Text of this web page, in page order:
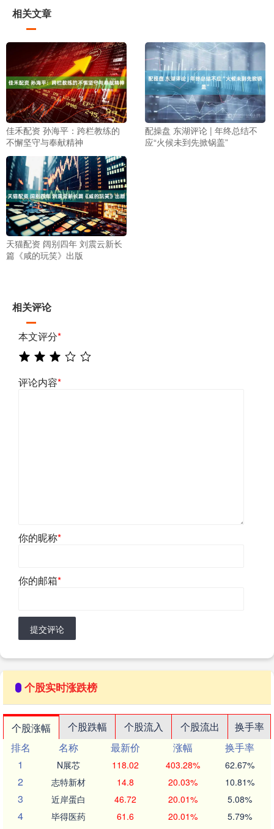
相关文章
佳禾配资 孙海平：跨栏教练的
不懈坚守与奉献精神
配操盘 东湖评论 | 年终总结不
应“火候未到先掀锅盖”
天猫配资 阔别四年 刘震云新长
篇《咸的玩笑》出版
相关评论
本文评分*
评论内容*
你的昵称*
你的邮箱*
提交评论
个股实时涨跌榜
个股涨幅 个股跌幅 个股流入 个股流出
换手率
排名
名称 最新价 涨幅
换手率
1
N展芯 118.02 403.28% 62.67%
2 志特新材 14.8 20.03% 10.81%
3 近岸蛋白 46.72 20.01% 5.08%
4 毕得医药 61.6 20.01% 5.79%